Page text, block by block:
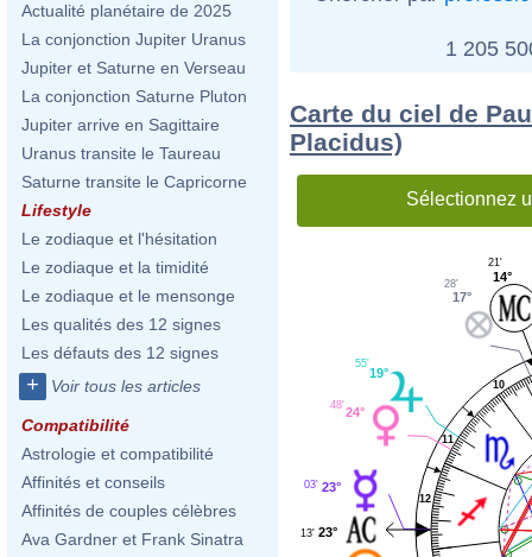
Actualité planétaire de 2025
La conjonction Jupiter Uranus
Jupiter et Saturne en Verseau
La conjonction Saturne Pluton
Jupiter arrive en Sagittaire
Uranus transite le Taureau
Saturne transite le Capricorne
Lifestyle
Le zodiaque et l'hésitation
Le zodiaque et la timidité
Le zodiaque et le mensonge
Les qualités des 12 signes
Les défauts des 12 signes
+ Voir tous les articles
Compatibilité
Astrologie et compatibilité
Affinités et conseils
Affinités de couples célèbres
Ava Gardner et Frank Sinatra
1 205
Carte du ciel de
Placidus)
Sélectionnez
10
11
12
14°
21'
17°
28'
19°
55'
24°
48'
23°
03'
23°
13'